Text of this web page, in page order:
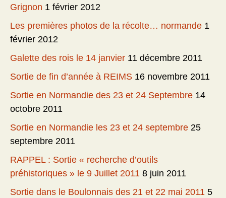
Grignon 1 février 2012
Les premières photos de la récolte… normande 1
février 2012
Galette des rois le 14 janvier 11 décembre 2011
Sortie de fin d’année à REIMS 16 novembre 2011
Sortie en Normandie des 23 et 24 Septembre 14
octobre 2011
Sortie en Normandie les 23 et 24 septembre 25
septembre 2011
RAPPEL : Sortie « recherche d’outils
préhistoriques » le 9 Juillet 2011 8 juin 2011
Sortie dans le Boulonnais des 21 et 22 mai 2011 5